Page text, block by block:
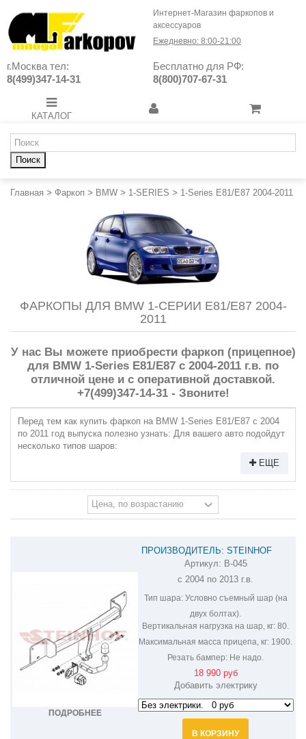
Интернет-Магазин фаркопов и
аксессуаров
Ежедневно: 8:00-21:00
г.Москва тел:
8(499)347-14-31
Бесплатно для РФ:
8(800)707-67-31
КАТАЛОГ
Поиск
Главная > Фаркоп > BMW > 1-SERIES > 1-Series E81/E87 2004-2011
ФАРКОПЫ ДЛЯ BMW 1-СЕРИИ E81/E87 2004-
2011
У нас Вы можете приобрести фаркоп (прицепное)
для BMW 1-Series E81/E87 с 2004-2011 г.в. по
отличной цене и с оперативной доставкой.
+7(499)347-14-31 - Звоните!
Перед тем как купить фаркоп на BMW 1-Series E81/E87 с 2004
по 2011 год выпуска полезно узнать: Для вашего авто подойдут
несколько типов шаров:
ЕЩЕ
ПОДРОБНЕЕ
ПРОИЗВОДИТЕЛЬ: STEINHOF
ФАРКОП НА BMW 1-SERIES B-045
Артикул: B-045
с 2004 по 2013 г.в.
Тип шара:Условно съемный шар (на
двух болтах).
Вертикальная нагрузка на шар, кг: 80.
Максимальная масса прицепа, кг: 1900.
Резать бампер: Не надо.
18 990 руб
Добавить электрику
В КОРЗИНУ